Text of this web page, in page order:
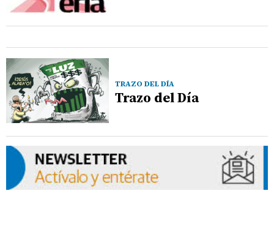
TRAZO DEL DÍA
Trazo del Día